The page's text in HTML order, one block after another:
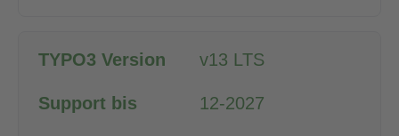
v13 LTS
12-2027